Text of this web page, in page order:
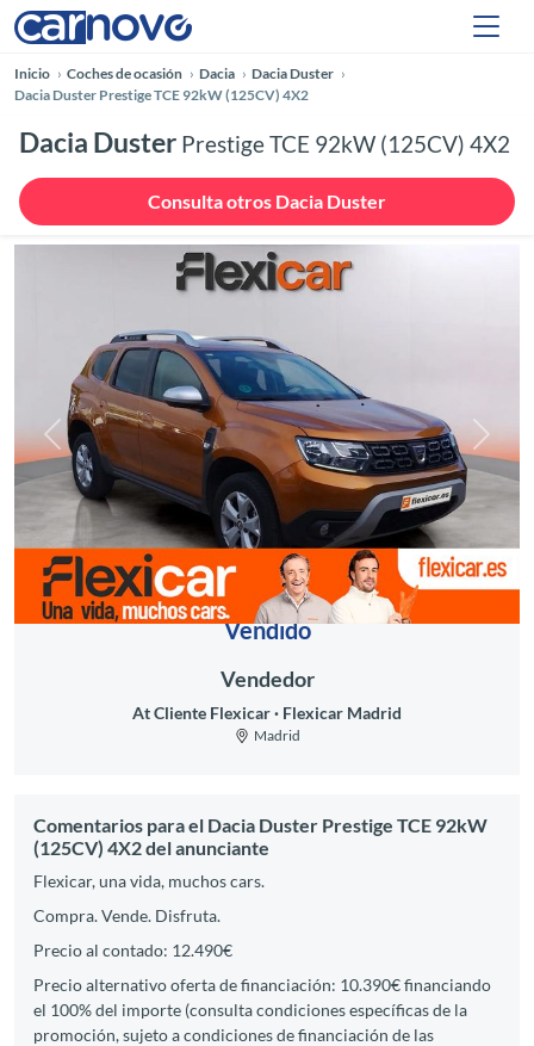
Inicio Coches de ocasión Dacia
Dacia Duster
Dacia Duster Prestige TCE 92kW (125CV) 4X2
Dacia Duster Prestige TCE 92kW (125CV) 4X2
Consulta otros Dacia Duster
Anterior
Vendido
Vendedor
At Cliente Flexicar Flexicar Madrid
Madrid
Comentarios para el Dacia Duster Prestige TCE 92kW
(125CV) 4X2 del anunciante
Flexicar, una vida, muchos cars.
Compra. Vende. Disfruta.
Precio al contado: 12.490€
Precio alternativo oferta de financiación: 10.390€ financiando
el 100% del importe (consulta condiciones específicas de la
promoción, sujeto a condiciones de financiación de las